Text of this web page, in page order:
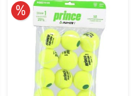
10% obniżone